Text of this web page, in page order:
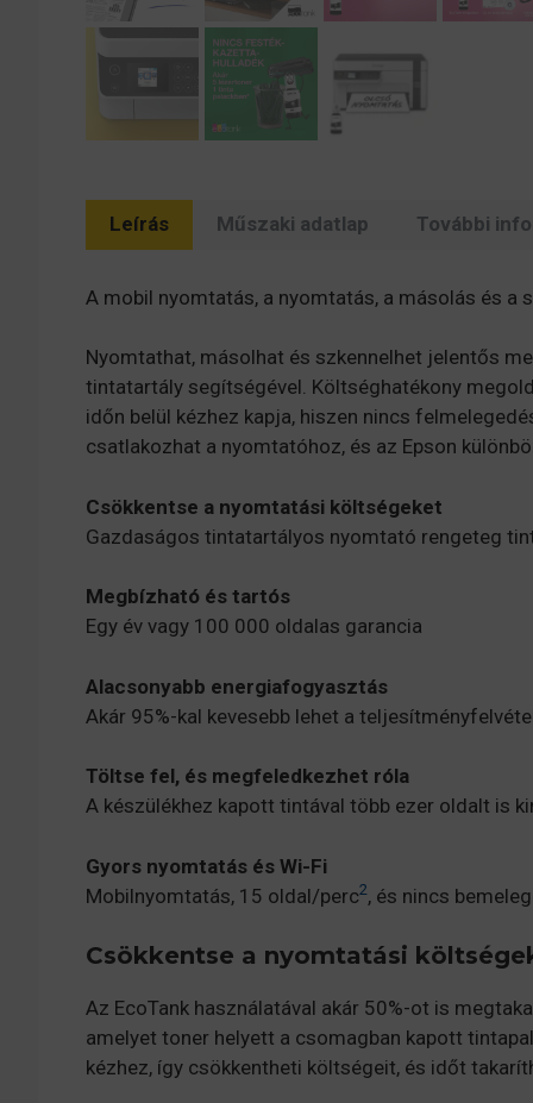
Leírás Műszaki adatlap További
A mobil nyomtatás, a nyomtatás, a másolás és a
Nyomtathat, másolhat és szkennelhet jelentős
tintatartály segítségével. Költséghatékony
időn belül kézhez kapja, hiszen nincs
csatlakozhat a nyomtatóhoz, és az Epson
Csökkentse a nyomtatási költségeket
Gazdaságos tintatartályos nyomtató rengeteg
Megbízható és tartós
Egy év vagy 100 000 oldalas garancia
Alacsonyabb energiafogyasztás
Akár 95%-kal kevesebb lehet a
Töltse fel, és megfeledkezhet róla
A készülékhez kapott tintával több ezer oldalt is
Gyors nyomtatás és Wi-Fi
Mobilnyomtatás, 15 oldal/perc2, és nincs
Csökkentse a nyomtatási
Az EcoTank használatával akár 50%-ot is
amelyet toner helyett a csomagban kapott
kézhez, így csökkentheti költségeit, és időt